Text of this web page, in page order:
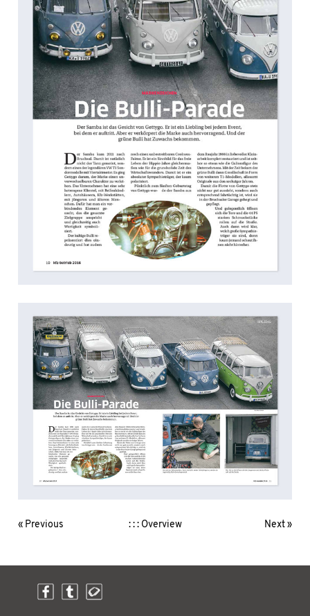
« Previous : : : Overview Next »